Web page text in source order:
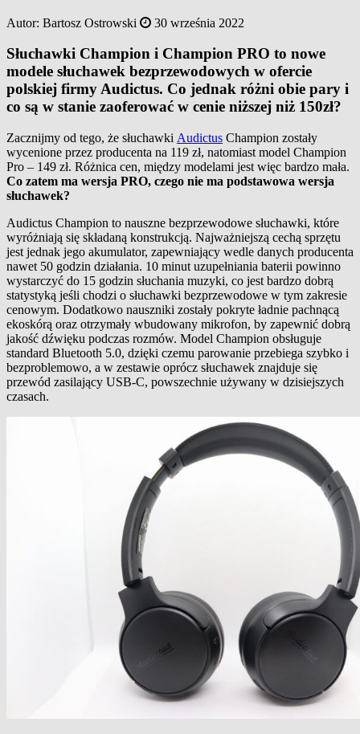
Autor: Bartosz Ostrowski 30 września 2022
Słuchawki Champion i Champion PRO to nowe
modele słuchawek bezprzewodowych w ofercie
polskiej firmy Audictus. Co jednak różni obie pary i
co są w stanie zaoferować w cenie niższej niż 150zł?
Zacznijmy od tego, że słuchawki Audictus Champion zostały
wycenione przez producenta na 119 zł, natomiast model Champion
Pro – 149 zł. Różnica cen, między modelami jest więc bardzo mała.
Co zatem ma wersja PRO, czego nie ma podstawowa wersja
słuchawek?
Audictus Champion to nauszne bezprzewodowe słuchawki, które
wyróżniają się składaną konstrukcją. Najważniejszą cechą sprzętu
jest jednak jego akumulator, zapewniający wedle danych producenta
nawet 50 godzin działania. 10 minut uzupełniania baterii powinno
wystarczyć do 15 godzin słuchania muzyki, co jest bardzo dobrą
statystyką jeśli chodzi o słuchawki bezprzewodowe w tym zakresie
cenowym. Dodatkowo nauszniki zostały pokryte ładnie pachnącą
ekoskórą oraz otrzymały wbudowany mikrofon, by zapewnić dobrą
jakość dźwięku podczas rozmów. Model Champion obsługuje
standard Bluetooth 5.0, dzięki czemu parowanie przebiega szybko i
bezproblemowo, a w zestawie oprócz słuchawek znajduje się
przewód zasilający USB-C, powszechnie używany w dzisiejszych
czasach.